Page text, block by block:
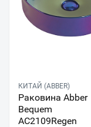
КИТАЙ (ABBER)
Раковина Abber
Bequem
AC2109Regen